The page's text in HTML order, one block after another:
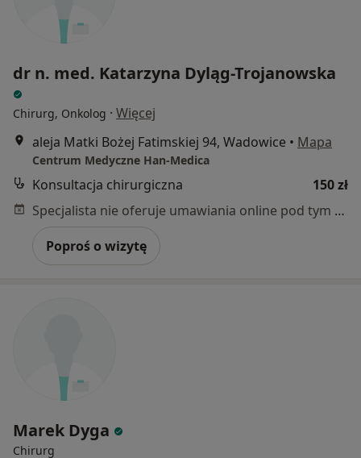
dr n. med. Katarzyna Dyląg-Trojanowska
Chirurg, Onkolog · Więcej
aleja Matki Bożej Fatimskiej 94, Wadowice • Mapa
Centrum Medyczne Han-Medica
Konsultacja chirurgiczna
150 zł
Specjalista nie oferuje umawiania online pod tym adresem.
Poproś o wizytę
Marek Dyga
Chirurg